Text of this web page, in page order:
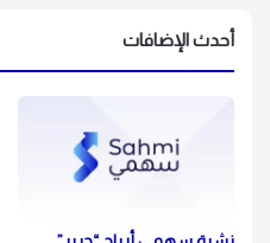
أحدث الإضافات